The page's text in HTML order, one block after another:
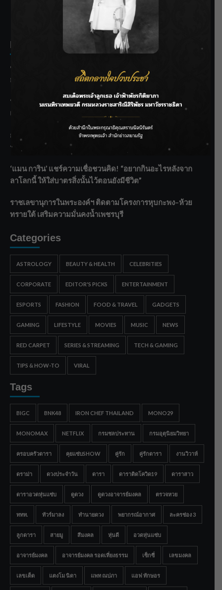
THE BEST ENTERTAINMENT
Recent Posts
ชลประทานเชียงใหม่เร่งพร่องน้ำแม่น้ำปิง รับมวลน้ำเหนือ ย้ำ
ยังไม่ล้นตลิ่ง
ฟาดลุคใหม่! “แบม พิชญานิน” แดนซ์สับทุกจังหวะ ชวนแฟนๆ
แกะท่า #นอกจอนอกใจ
กรมชลฯ รับฟังประชาชน ติดตามแก้ปัญหาโครงการประตู
ระบายน้ำศรีสองรักฯ
‘แมน การิน’ แชร์ความเชื่อชวนคิด! “อยากกินอะไรหลังจาก
ลาโลกนี้ ให้ใส่บาตรสิ่งนั้นไว้ตอนยังมีชีวิต”
ราชเลขานุการในพระองค์ฯ ติดตามโครงการหุบกะพง–ห้วย
ทรายใต้ เสริมความมั่นคงน้ำเพชรบุรี
Categories
ASTROLOGY BEAUTY & HEALTH CELEBRITIES
CORPORATE EDITOR'S PICKS ENTERTAINMENT
ESPORTS FASHION FOOD & TRAVEL GADGETS
GAMING LIFESTYLE MOVIES MUSIC NEWS
RED CARPET SERIES & STREAMING TECH & GAMING
TIPS & HOW-TO VIRAL
Tags
BIGC BNK48 IRON CHEF THAILAND MONO29
MONOMAX NETFLIX กรมชลประทาน กรมอุตุนิยมวิทยา
ครอบครัวดารา คุยแซ่บSHOW คู่รัก คู่รักดารา งานวิวาห์
ดราม่า ดวงประจำวัน ดารา ดาราติดโควิด19 ดาราสาว
ดาราอวดหุ่นแซ่บ ดูดวง ดูดวงอาจารย์มงคล ตรวจหวย
ททท. ทัวร์มาลง ทำนายดวง พยากรณ์อากาศ ละครช่อง 3
ลูกดารา สายมู สีมงคล หุ่นดี อวดหุ่นแซ่บ
อาจารย์มงคล อาจารย์มงคล รอดเที่ยงธรรม เซ็กซี่ เลขมงคล
เลขเด็ด แตงโม นิดา แพท ณปภา แอฟ ทักษอร